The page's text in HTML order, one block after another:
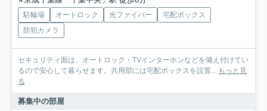
駐輪場 オートロック 光ファイバー
宅配ボックス
防犯カメラ
セキュリティ面は、オートロック・TVインターホンなどを備え付けてい
るので安心して暮らせます。共用部には宅配ボックスを設置... もっと見
る
募集中の部屋